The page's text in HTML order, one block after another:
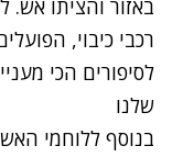
רכבי כיבוי,
לסיפורים הכי
שלנו
בנוסף ללוחמי